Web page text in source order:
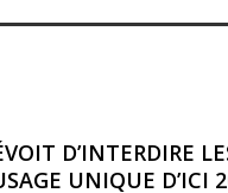
D’INTERDIRE
UNIQUE D’ICI